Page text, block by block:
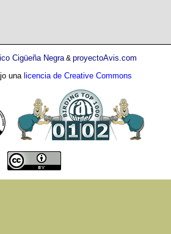
Cigüeña Negra& proyectoAvis.com
una licencia de Creative Commons